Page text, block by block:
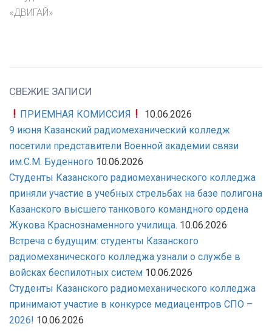
«ДВИГАЙ»
СВЕЖИЕ ЗАПИСИ
ПРИЕМНАЯ КОМИССИЯ
10.06.2026
9 июня Казанский радиомеханический колледж
посетили представители Военной академии связи
им.С.М. Буденного 10.06.2026
Студенты Казанского радиомеханического колледжа
приняли участие в учебных стрельбах на базе полигона
Казанского высшего танкового командного ордена
Жукова Краснознаменного училища. 10.06.2026
Встреча с будущим: студенты Казанского
радиомеханического колледжа узнали о службе в
войсках беспилотных систем 10.06.2026
Студенты Казанского радиомеханического колледжа
принимают участие в конкурсе медиацентров СПО –
2026! 10.06.2026